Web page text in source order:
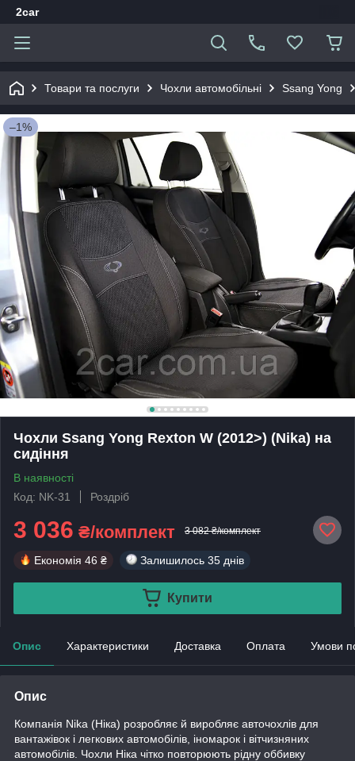
2car
Товари та послуги Чохли автомобільні Ssang Yong
–1%
Чохли Ssang Yong Rexton W (2012>) (Nika) на
сидіння
В наявності
Код: NK-31
Роздріб
3 036 ₴/комплект 3 082 ₴/комплект
Економія 46 ₴ Залишилось 35 днів
Купити
Опис Характеристики Доставка Оплата Умови
Опис
Компанія Nika (Ніка) розробляє й виробляє авточохлів для
вантажівок і легкових автомобілів, іномарок і вітчизняних
автомобілів. Чохли Ніка чітко повторюють рідну оббивку